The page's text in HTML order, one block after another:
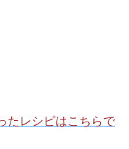
レシピはこちらで